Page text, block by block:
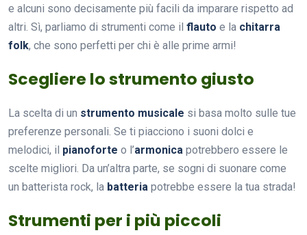
e alcuni sono decisamente più facili da imparare rispetto ad
altri. Sì, parliamo di strumenti come il flauto e la chitarra
folk, che sono perfetti per chi è alle prime armi!
Scegliere lo strumento giusto
La scelta di un strumento musicale si basa molto sulle tue
preferenze personali. Se ti piacciono i suoni dolci e
melodici, il pianoforte o l’armonica potrebbero essere le
scelte migliori. Da un’altra parte, se sogni di suonare come
un batterista rock, la batteria potrebbe essere la tua strada!
Strumenti per i più piccoli